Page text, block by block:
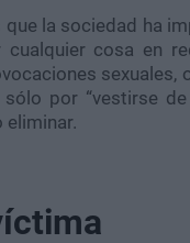
que la sociedad ha
cualquier cosa en
sexuales,
por “vestirse
eliminar.